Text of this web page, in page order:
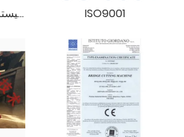
گواهینامه سیستم مدیریت زیست محیطی ISO9001